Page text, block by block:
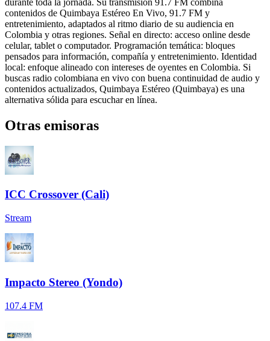
contenidos de Quimbaya Estéreo En Vivo, 91.7 FM y
entretenimiento, adaptados al ritmo diario de su audiencia en
Colombia y otras regiones. Señal en directo: acceso online desde
celular, tablet o computador. Programación temática: bloques
pensados para información, compañía y entretenimiento. Identidad
local: enfoque alineado con intereses de oyentes en Colombia. Si
buscas radio colombiana en vivo con buena continuidad de audio y
contenidos actualizados, Quimbaya Estéreo (Quimbaya) es una
alternativa sólida para escuchar en línea.
Otras emisoras
ICC Crossover (Cali)
Stream
Impacto Stereo (Yondo)
107.4 FM